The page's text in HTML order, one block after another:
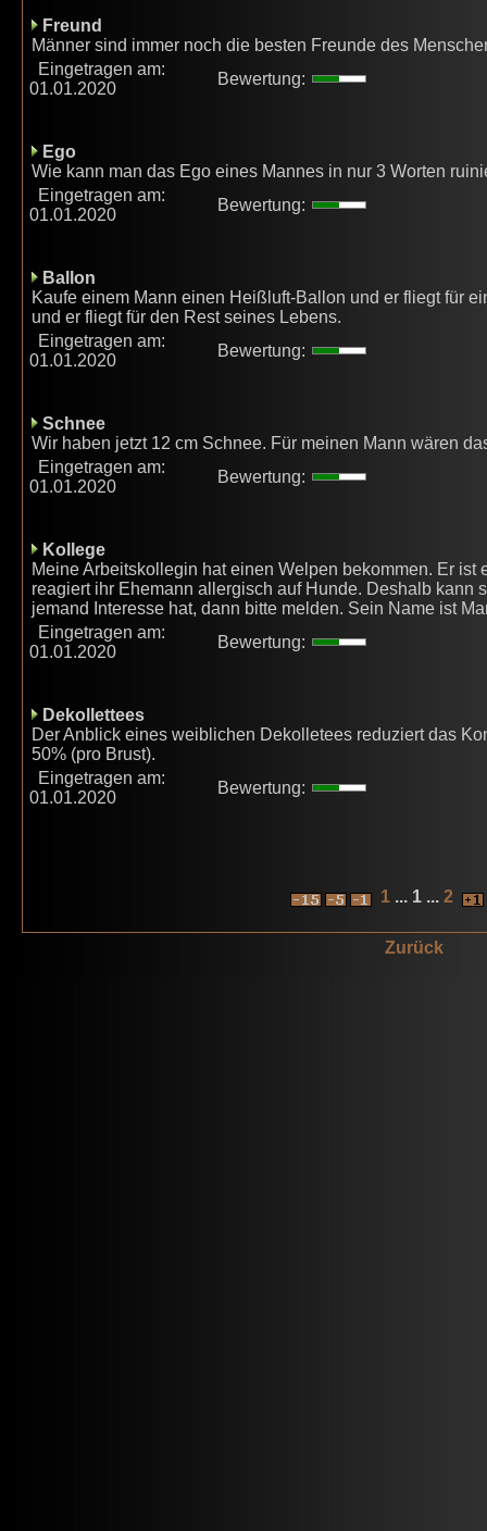
Freund
Männer sind immer noch die besten Freunde des
Eingetragen am:
01.01.2020
Bewertung:
Ego
Wie kann man das Ego eines Mannes in nur 3 Worten
Eingetragen am:
01.01.2020
Bewertung:
Ballon
Kaufe einem Mann einen Heißluft-Ballon und er fliegt für
und er fliegt für den Rest seines Lebens.
Eingetragen am:
01.01.2020
Bewertung:
Schnee
Wir haben jetzt 12 cm Schnee. Für meinen Mann wären
Eingetragen am:
01.01.2020
Bewertung:
Kollege
Meine Arbeitskollegin hat einen Welpen bekommen. Er ist
reagiert ihr Ehemann allergisch auf Hunde. Deshalb kann
jemand Interesse hat, dann bitte melden. Sein Name ist
Eingetragen am:
01.01.2020
Bewertung:
Dekollettees
Der Anblick eines weiblichen Dekolletees reduziert das
50% (pro Brust).
Eingetragen am:
01.01.2020
Bewertung:
1 ... 1 ... 2
Zurück